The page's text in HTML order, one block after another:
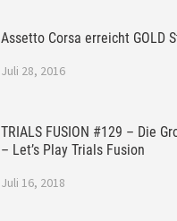
Assetto Corsa erreicht GOLD
Juli 28, 2016
TRIALS FUSION #129 – Die
– Let’s Play Trials Fusion
Juli 16, 2018